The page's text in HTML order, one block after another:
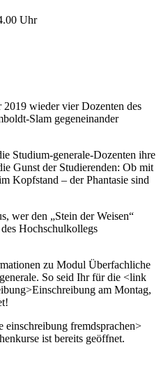
Uhr
wieder vier Dozenten des
Slam gegeneinander
Studium-generale-Dozenten ihre
Gunst der Studierenden: Ob mit
Kopfstand – der Phantasie sind
wer den „Stein der Weisen“
Hochschulkollegs
zu Modul Überfachliche
So seid Ihr für die <link
am Montag,
fremdsprachen>
ist bereits geöffnet.